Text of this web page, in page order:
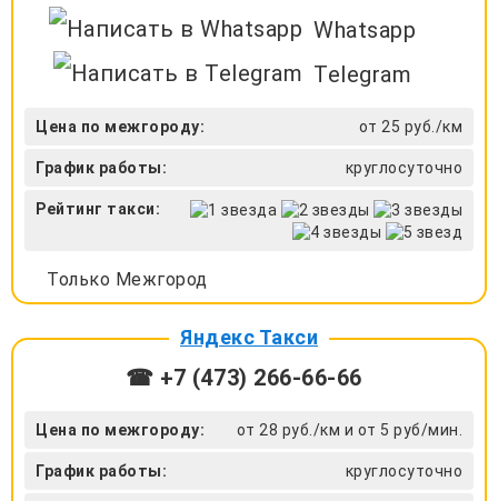
Whatsapp
Telegram
Цена по межгороду: от 25 руб./км
График работы: круглосуточно
Рейтинг такси:
Только Межгород
Яндекс Такси
☎ +7 (473) 266-66-66
Цена по межгороду: от 28 руб./км и от 5 руб/мин.
График работы: круглосуточно